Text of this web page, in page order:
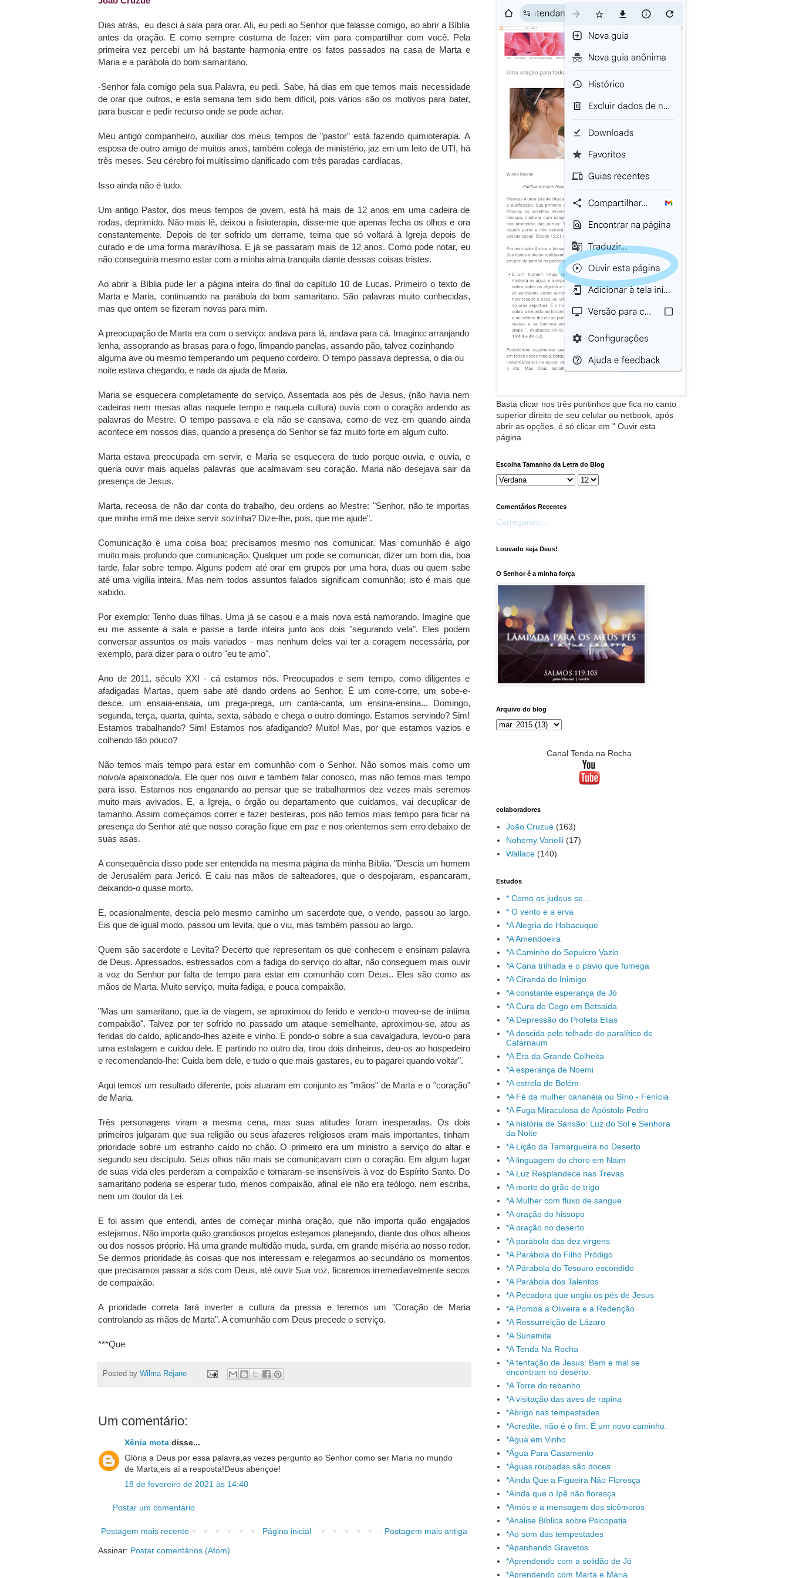
Dias atrás, eu desci à sala para orar. Ali, eu pedi ao Senhor que falasse comigo, ao abrir a Bíblia
antes da oração. E como sempre costuma de fazer: vim para compartilhar com você. Pela
primeira vez percebi um há bastante harmonia entre os fatos passados na casa de Marta e
Maria e a parábola do bom samaritano.
-Senhor fala comigo pela sua Palavra, eu pedi. Sabe, há dias em que temos mais necessidade
de orar que outros, e esta semana tem sido bem difícil, pois vários são os motivos para bater,
para buscar e pedir recurso onde se pode achar.
Meu antigo companheiro, auxiliar dos meus tempos de "pastor" está fazendo quimioterapia. A
esposa de outro amigo de muitos anos, também colega de ministério, jaz em um leito de UTI, há
três meses. Seu cérebro foi muitíssimo danificado com três paradas cardíacas.
Isso ainda não é tudo.
Um antigo Pastor, dos meus tempos de jovem, está há mais de 12 anos em uma cadeira de
rodas, deprimido. Não mais lê, deixou a fisioterapia, disse-me que apenas fecha os olhos e ora
constantemente. Depois de ter sofrido um derrame, teima que só voltará à Igreja depois de
curado e de uma forma maravilhosa. E já se passaram mais de 12 anos. Como pode notar, eu
não conseguiria mesmo estar com a minha alma tranquila diante dessas coisas tristes.
Ao abrir a Bíblia pude ler a página inteira do final do capítulo 10 de Lucas. Primeiro o texto de
Marta e Maria, continuando na parábola do bom samaritano. São palavras muito conhecidas,
mas que ontem se fizeram novas para mim.
A preocupação de Marta era com o serviço: andava para lá, andava para cá. Imagino: arranjando
lenha, assoprando as brasas para o fogo, limpando panelas, assando pão, talvez cozinhando
alguma ave ou mesmo temperando um pequeno cordeiro. O tempo passava depressa, o dia ou
noite estava chegando, e nada da ajuda de Maria.
Maria se esquecera completamente do serviço. Assentada aos pés de Jesus, (não havia nem
cadeiras nem mesas altas naquele tempo e naquela cultura) ouvia com o coração ardendo as
palavras do Mestre. O tempo passava e ela não se cansava, como de vez em quando ainda
acontece em nossos dias, quando a presença do Senhor se faz muito forte em algum culto.
Marta estava preocupada em servir, e Maria se esquecera de tudo porque ouvia, e ouvia, e
queria ouvir mais aquelas palavras que acalmavam seu coração. Maria não desejava sair da
presença de Jesus.
Marta, receosa de não dar conta do trabalho, deu ordens ao Mestre: "Senhor, não te importas
que minha irmã me deixe servir sozinha? Dize-lhe, pois, que me ajude".
Comunicação é uma coisa boa; precisamos mesmo nos comunicar. Mas comunhão é algo
muito mais profundo que comunicação. Qualquer um pode se comunicar, dizer um bom dia, boa
tarde, falar sobre tempo. Alguns podem até orar em grupos por uma hora, duas ou quem sabe
até uma vigília inteira. Mas nem todos assuntos falados significam comunhão; isto é mais que
sabido.
Por exemplo: Tenho duas filhas. Uma já se casou e a mais nova está namorando. Imagine que
eu me assente à sala e passe a tarde inteira junto aos dois "segurando vela". Eles podem
conversar assuntos os mais variados - mas nenhum deles vai ter a coragem necessária, por
exemplo, para dizer para o outro "eu te amo".
Ano de 2011, século XXI - cá estamos nós. Preocupados e sem tempo, como diligentes e
afadigadas Martas, quem sabe até dando ordens ao Senhor. É um corre-corre, um sobe-e-
desce, um ensaia-ensaia, um prega-prega, um canta-canta, um ensina-ensina... Domingo,
segunda, terça, quarta, quinta, sexta, sábado e chega o outro domingo. Estamos servindo? Sim!
Estamos trabalhando? Sim! Estamos nos afadigando? Muito! Mas, por que estamos vazios e
colhendo tão pouco?
Não temos mais tempo para estar em comunhão com o Senhor. Não somos mais como um
noivo/a apaixonado/a. Ele quer nos ouvir e também falar conosco, mas não temos mais tempo
para isso. Estamos nos enganando ao pensar que se trabalharmos dez vezes mais seremos
muito mais avivados. E, a Igreja, o órgão ou departamento que cuidamos, vai decuplicar de
tamanho. Assim começamos correr e fazer besteiras, pois não temos mais tempo para ficar na
presença do Senhor até que nosso coração fique em paz e nos orientemos sem erro debaixo de
suas asas.
A consequência disso pode ser entendida na mesma página da minha Bíblia. "Descia um homem
de Jerusalém para Jericó. E caiu nas mãos de salteadores, que o despojaram, espancaram,
deixando-o quase morto.
E, ocasionalmente, descia pelo mesmo caminho um sacerdote que, o vendo, passou ao largo.
Eis que de igual modo, passou um levita, que o viu, mas também passou ao largo.
Quem são sacerdote e Levita? Decerto que representam os que conhecem e ensinam palavra
de Deus. Apressados, estressados com a fadiga do serviço do altar, não conseguem mais ouvir
a voz do Senhor por falta de tempo para estar em comunhão com Deus.. Eles são como as
mãos de Marta. Muito serviço, muita fadiga, e pouca compaixão.
"Mas um samaritano, que ia de viagem, se aproximou do ferido e vendo-o moveu-se de íntima
compaixão". Talvez por ter sofrido no passado um ataque semelhante, aproximou-se, atou as
feridas do caído, aplicando-lhes azeite e vinho. E pondo-o sobre a sua cavalgadura, levou-o para
uma estalagem e cuidou dele. E partindo no outro dia, tirou dois dinheiros, deu-os ao hospedeiro
e recomendando-lhe: Cuida bem dele, e tudo o que mais gastares, eu to pagarei quando voltar".
Aqui temos um resultado diferente, pois atuaram em conjunto as "mãos" de Marta e o "coração"
de Maria.
Três personagens viram a mesma cena, mas suas atitudes foram inesperadas. Os dois
primeiros julgaram que sua religião ou seus afazeres religiosos eram mais importantes, tinham
prioridade sobre um estranho caído no chão. O primeiro era um ministro a serviço do altar e
segundo seu discípulo. Seus olhos não mais se comunicavam com o coração. Em algum lugar
de suas vida eles perderam a compaixão e tornaram-se insensíveis à voz do Espírito Santo. Do
samaritano poderia se esperar tudo, menos compaixão, afinal ele não era teólogo, nem escriba,
nem um doutor da Lei.
E foi assim que entendi, antes de começar minha oração, que não importa quão engajados
estejamos. Não importa quão grandiosos projetos estejamos planejando, diante dos olhos alheios
ou dos nossos próprio. Há uma grande multidão muda, surda, em grande miséria ao nosso redor.
Se dermos prioridade às coisas que nos interessam e relegarmos ao secundário os momentos
que precisamos passar a sós com Deus, até ouvir Sua voz, ficaremos irremediavelmente secos
de compaixão.
A prioridade correta fará inverter a cultura da pressa e teremos um "Coração de Maria
controlando as mãos de Marta". A comunhão com Deus precede o serviço.
***Que
Posted by Wilma Rejane
Um comentário:
Xênia motadisse...
Glória a Deus por essa palavra,as vezes pergunto ao Senhor como ser Maria no mundo
de Marta,eis aí a resposta!Deus abençoe!
18 de fevereiro de 2021 às 14:40
Postar um comentário
Postagem mais recente Postagem mais antiga
Página inicial
Assinar: Postar comentários (Atom)
Basta clicar nos três pontinhos que fica no canto
superior direito de seu celular ou netbook, após
abrir as opções, é só clicar em " Ouvir esta
página
Escolha Tamanho da Letra do Blog
Comentários Recentes
Carregando...
Louvado seja Deus!
O Senhor é a minha força
Arquivo do blog
Canal Tenda na Rocha
colaboradores
João Cruzué (163)
Nohemy Vanelli (17)
Wallace (140)
Estudos
* Como os judeus se...
* O vento e a erva
*A Alegria de Habacuque
*A Amendoeira
*A Caminho do Sepulcro Vazio
*A Cana trilhada e o pavio que fumega
*A Ciranda do Inimigo
*A constante esperança de Jó
*A Cura do Cego em Betsaida
*A Depressão do Profeta Elias
*A descida pelo telhado do paralítico de
Cafarnaum
*A Era da Grande Colheita
*A esperança de Noemi
*A estrela de Belém
*A Fé da mulher cananéia ou Sírio - Fenícia
*A Fuga Miraculosa do Apóstolo Pedro
*A história de Sansão: Luz do Sol e Senhora
da Noite
*A Lição da Tamargueira no Deserto
*A linguagem do choro em Naim
*A Luz Resplandece nas Trevas
*A morte do grão de trigo
*A Mulher com fluxo de sangue
*A oração do hissopo
*A oração no deserto
*A parábola das dez virgens
*A Parábola do Filho Pródigo
*A Párabola do Tesouro escondido
*A Parábola dos Talentos
*A Pecadora que ungiu os pés de Jesus
*A Pomba a Oliveira e a Redenção
*A Ressurreição de Lázaro
*A Sunamita
*A Tenda Na Rocha
*A tentação de Jesus: Bem e mal se
encontram no deserto.
*A Torre do rebanho
*A visitação das aves de rapina
*Abrigo nas tempestades
*Acredite, não é o fim. É um novo caminho.
*Agua em Vinho
*Água Para Casamento
*Àguas roubadas são doces
*Ainda Que a Figueira Não Floresça
*Ainda que o Ipê não floresça
*Amós e a mensagem dos sicômoros
*Analise Bíblica sobre Psicopatia
*Ao som das tempestades
*Apanhando Gravetos
*Aprendendo com a solidão de Jó
*Aprendendo com Marta e Maria